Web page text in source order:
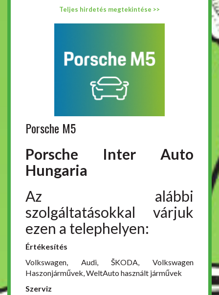
Teljes hirdetés megtekintése >>
Porsche M5
Porsche Inter Auto
Hungaria
Az alábbi
szolgáltatásokkal várjuk
ezen a telephelyen:
Értékesítés
Volkswagen, Audi, ŠKODA, Volkswagen
Haszonjárművek, WeltAuto használt járművek
Szerviz